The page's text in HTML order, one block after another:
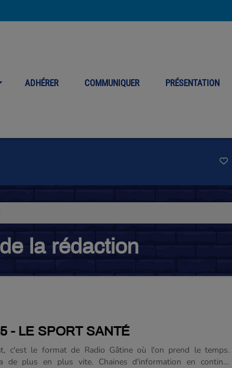
ADHÉRER COMMUNIQUER PRÉSENTATION
la rédaction
- LE SPORT SANTÉ
c'est le format de Radio Gâtine où l'on prend le temps.
de plus en plus vite. Chaines d'information en continu,